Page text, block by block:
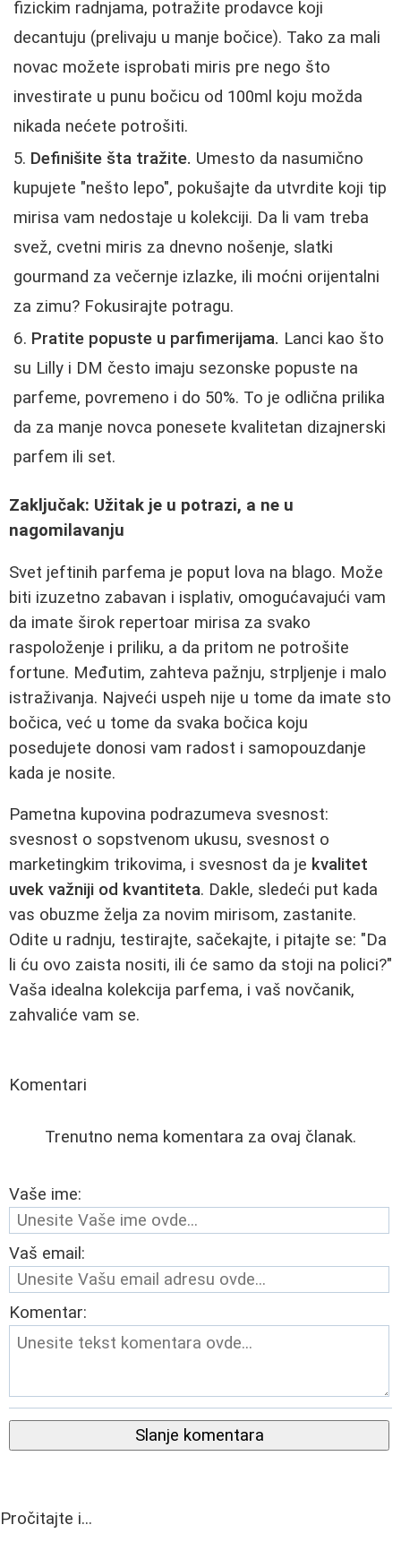
fizickim radnjama, potražite prodavce koji
decantuju (prelivaju u manje bočice). Tako za mali
novac možete isprobati miris pre nego što
investirate u punu bočicu od 100ml koju možda
nikada nećete potrošiti.
Definišite šta tražite. Umesto da nasumično
kupujete "nešto lepo", pokušajte da utvrdite koji tip
mirisa vam nedostaje u kolekciji. Da li vam treba
svež, cvetni miris za dnevno nošenje, slatki
gourmand za večernje izlazke, ili moćni orijentalni
za zimu? Fokusirajte potragu.
Pratite popuste u parfimerijama. Lanci kao što
su Lilly i DM često imaju sezonske popuste na
parfeme, povremeno i do 50%. To je odlična prilika
da za manje novca ponesete kvalitetan dizajnerski
parfem ili set.
Zaključak: Užitak je u potrazi, a ne u
nagomilavanju
Svet jeftinih parfema je poput lova na blago. Može
biti izuzetno zabavan i isplativ, omogućavajući vam
da imate širok repertoar mirisa za svako
raspoloženje i priliku, a da pritom ne potrošite
fortune. Međutim, zahteva pažnju, strpljenje i malo
istraživanja. Najveći uspeh nije u tome da imate sto
bočica, već u tome da svaka bočica koju
posedujete donosi vam radost i samopouzdanje
kada je nosite.
Pametna kupovina podrazumeva svesnost:
svesnost o sopstvenom ukusu, svesnost o
marketingkim trikovima, i svesnost da je kvalitet
uvek važniji od kvantiteta. Dakle, sledeći put kada
vas obuzme želja za novim mirisom, zastanite.
Odite u radnju, testirajte, sačekajte, i pitajte se: "Da
li ću ovo zaista nositi, ili će samo da stoji na polici?"
Vaša idealna kolekcija parfema, i vaš novčanik,
zahvaliće vam se.
Komentari
Trenutno nema komentara za ovaj članak.
Vaše ime:
Vaš email:
Komentar:
Slanje komentara
Pročitajte i...